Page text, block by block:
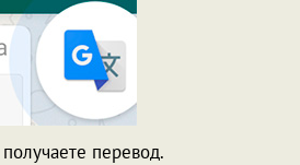
перевод.